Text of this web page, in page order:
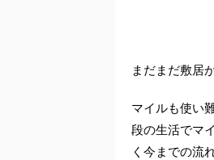
まだまだ敷居
マイルも使い
段の生活でマ
く今までの流